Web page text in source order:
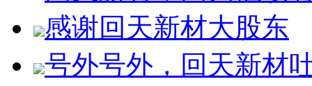
感谢回天新材大股东
号外号外，回天新材